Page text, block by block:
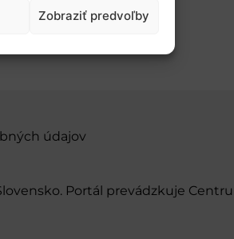
Zobraziť predvoľby
údajov
Portál prevádzkuje